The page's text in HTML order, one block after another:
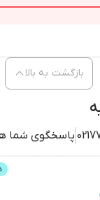
پاسخگوی شما
بازگشت به بالا